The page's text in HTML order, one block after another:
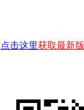
点击这里获取最新版